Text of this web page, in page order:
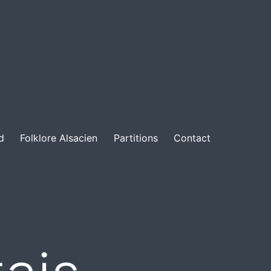
Folklore Alsacien Partitions Contact